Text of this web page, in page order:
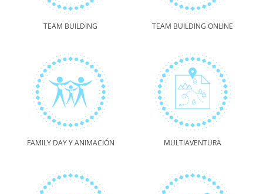
TEAM BUILDING TEAM BUILDING ONLINE
FAMILY DAY Y ANIMACIÓN MULTIAVENTURA